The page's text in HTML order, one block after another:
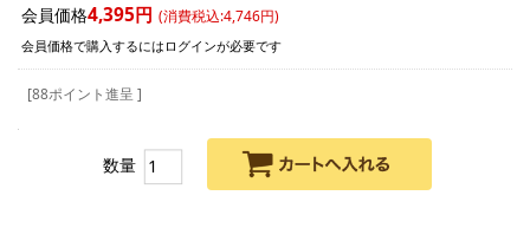
会員価格4,395円 (消費税込:4,746円)
会員価格で購入するにはログインが必要です
[88ポイント進呈 ]
数量